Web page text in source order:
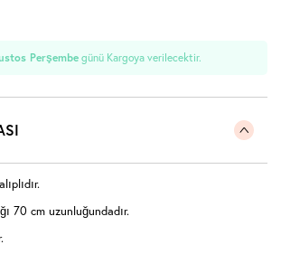
Perşembe günü Kargoya verilecektir.
70 cm uzunluğundadır.